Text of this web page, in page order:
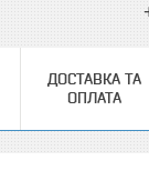
ДОСТАВКА ТА
ОПЛАТА